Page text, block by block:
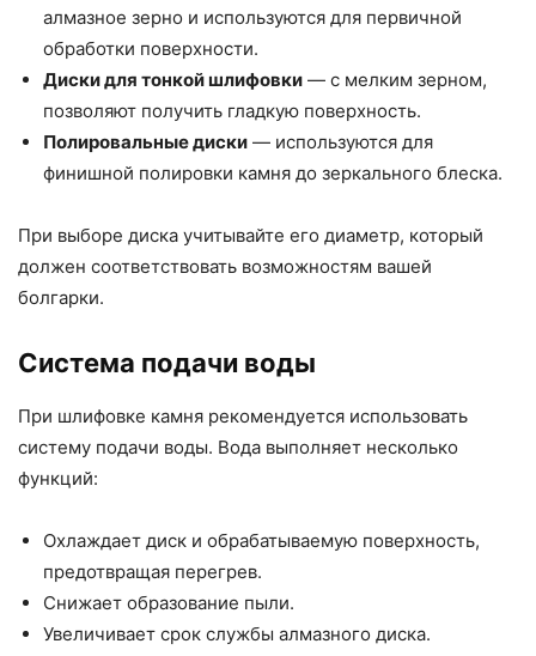
алмазное зерно и используются для первичной
обработки поверхности.
Диски для тонкой шлифовки — с мелким зерном,
позволяют получить гладкую поверхность.
Полировальные диски — используются для
финишной полировки камня до зеркального блеска.
При выборе диска учитывайте его диаметр, который
должен соответствовать возможностям вашей
болгарки.
Система подачи воды
При шлифовке камня рекомендуется использовать
систему подачи воды. Вода выполняет несколько
функций:
Охлаждает диск и обрабатываемую поверхность,
предотвращая перегрев.
Снижает образование пыли.
Увеличивает срок службы алмазного диска.